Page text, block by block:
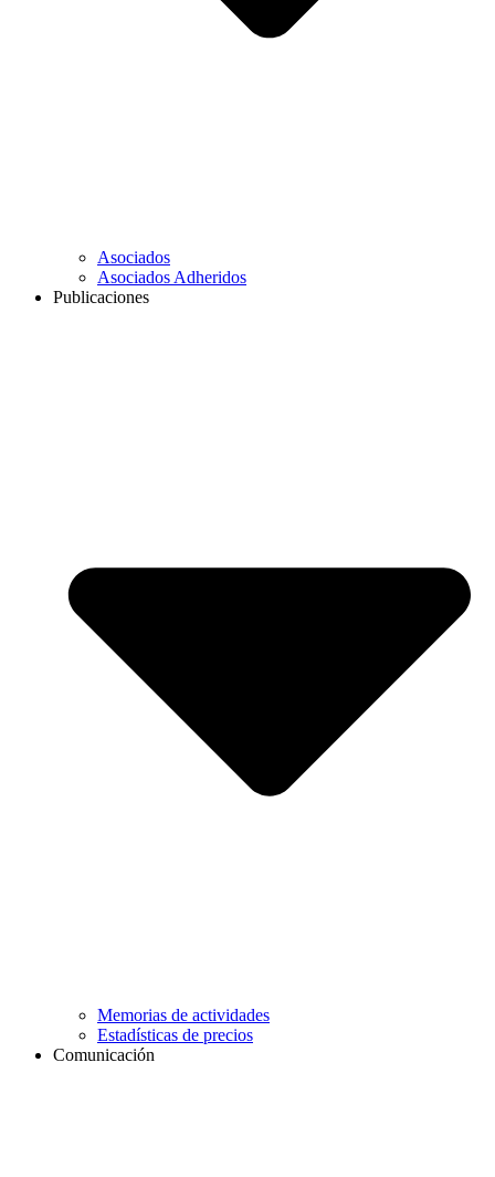
Asociados
Asociados Adheridos
Publicaciones
Memorias de actividades
Estadísticas de precios
Comunicación